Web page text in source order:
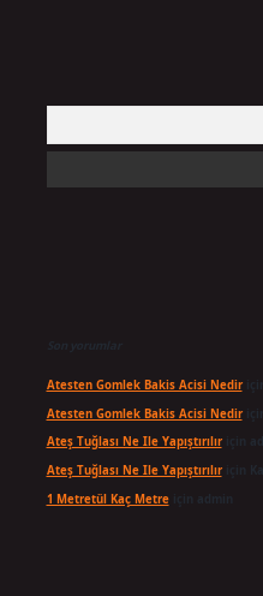
Son yorumlar
Atesten Gomlek Bakis Acisi Nediriçin
Atesten Gomlek Bakis Acisi Nediriçin
Ateş Tuğlası Ne Ile Yapıştırılıriçin
Ateş Tuğlası Ne Ile Yapıştırılıriçin
1 Metretül Kaç Metreiçin